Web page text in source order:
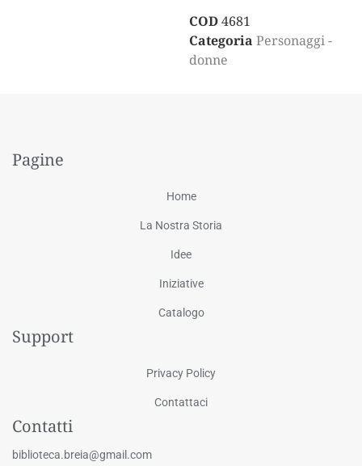
COD4681
Categoria Personaggi -
donne
Pagine
Home
La Nostra Storia
Idee
Iniziative
Catalogo
Support
Privacy Policy
Contattaci
Contatti
biblioteca.breia@gmail.com